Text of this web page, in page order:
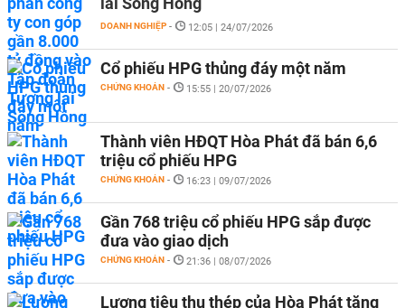
DOANH NGHIỆP - 12:05 | 24/07/2026
Cổ phiếu HPG thủng đáy một năm
CHỨNG KHOÁN - 15:55 | 20/07/2026
Thành viên HĐQT Hòa Phát đã bán 6,6
triệu cổ phiếu HPG
CHỨNG KHOÁN - 16:23 | 09/07/2026
Gần 768 triệu cổ phiếu HPG sắp được
đưa vào giao dịch
CHỨNG KHOÁN - 21:36 | 08/07/2026
Lượng tiêu thụ thép của Hòa Phát tăng